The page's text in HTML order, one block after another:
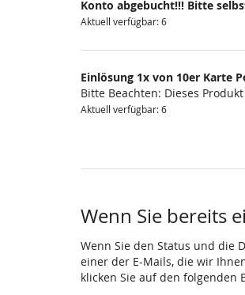
Konto abgebucht!!! Bitte
Aktuell verfügbar: 6
Einlösung 1x von 10er Karte
Bitte Beachten: Dieses
Aktuell verfügbar: 6
Wenn Sie bereits
Wenn Sie den Status und die
einer der E-Mails, die wir
klicken Sie auf den folgenden